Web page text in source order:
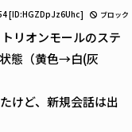
[ID:HGZDpJz6Uhc] ブロック
リオンモールのステ
態（黄色→白(灰
けど、新規会話は出